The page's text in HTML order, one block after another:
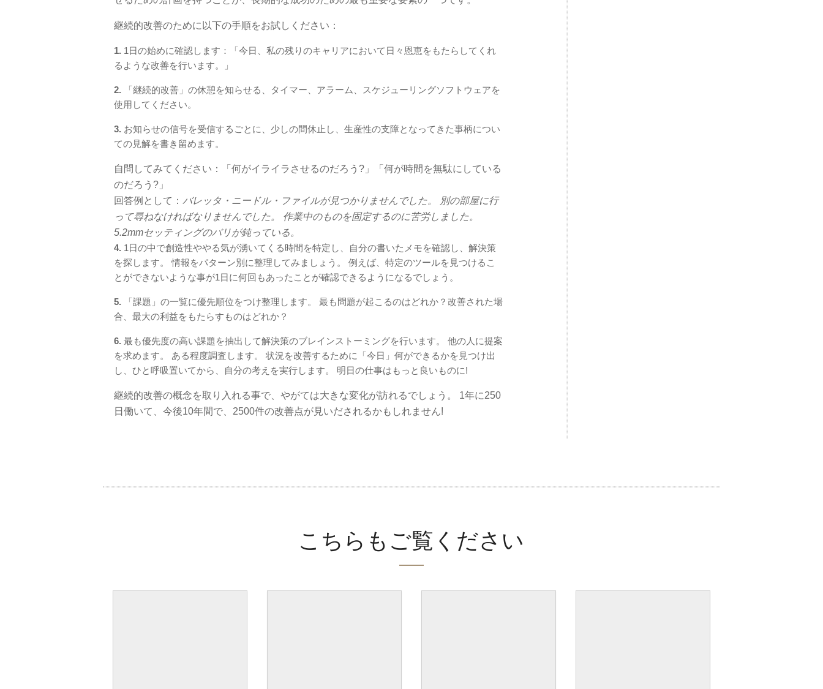
継続的改善のために以下の手順をお試しください：
1. 1日の始めに確認します：「今日、私の残りのキャリアにおいて日々恩恵をもたらしてくれ
るような改善を行います。」
2. 「継続的改善」の休憩を知らせる、タイマー、アラーム、スケジューリングソフトウェアを
使用してください。
3. お知らせの信号を受信するごとに、少しの間休止し、生産性の支障となってきた事柄につい
ての見解を書き留めます。
自問してみてください：「何がイライラさせるのだろう?」「何が時間を無駄にしている
のだろう?」
回答例として： バレッタ・ニードル・ファイルが見つかりませんでした。 別の部屋に行
って尋ねなければなりませんでした。 作業中のものを固定するのに苦労しました。
5.2mmセッティングのバリが鈍っている。
4. 1日の中で創造性ややる気が湧いてくる時間を特定し、自分の書いたメモを確認し、解決策
を探します。 情報をパターン別に整理してみましょう。 例えば、特定のツールを見つけるこ
とができないような事が1日に何回もあったことが確認できるようになるでしょう。
5. 「課題」の一覧に優先順位をつけ整理します。 最も問題が起こるのはどれか？改善された場
合、最大の利益をもたらすものはどれか？
6. 最も優先度の高い課題を抽出して解決策のブレインストーミングを行います。 他の人に提案
を求めます。 ある程度調査します。 状況を改善するために「今日」何ができるかを見つけ出
し、ひと呼吸置いてから、自分の考えを実行します。 明日の仕事はもっと良いものに!
継続的改善の概念を取り入れる事で、やがては大きな変化が訪れるでしょう。 1年に250
日働いて、今後10年間で、2500件の改善点が見いだされるかもしれません!
こちらもご覧ください